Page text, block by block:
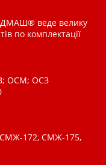
веде велику
по комплектації
ОСМ; ОСЗ
СМЖ-172, СМЖ-175,